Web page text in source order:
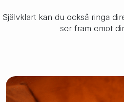
Självklart kan du också ringa
ser fram emot